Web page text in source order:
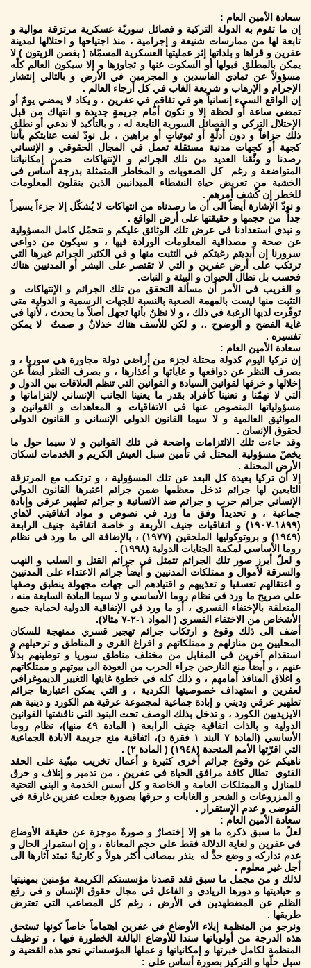
سعادة الأمين العام :
إن ما تقوم به الدولة التركية و فصائل سوريّة عسكرية مرتزقة موالية و
تابعة لها من ممارسات شنيعة و إجرامية ، منذ اجتياحها و احتلالها لمدينة
عفرين و قراها و بلداتها إثر عمليتها العسكرية المسمّاة ( بغصن الزيتون ) لا
يمكن بالمطلق قبولها أو السكوت عنها و تجاوزها و إلا سيكون العالم كلّه
مسؤولاً عن تمادي الفاسدين و المجرمين في الأرض و بالتالي إنتشار
الإجرام و الإرهاب و شريعة الغاب في كل أرجاء العالم .
إن الواقع السيء إنسانياً هو في تفاقمٍ في عفرين ، و يكاد لا يمضي يومٌ أو
تمضي ساعة أو لحظة إلا و نكون أمام جريمةٍ جديدة و انتهاك من قبل
الإحتلال التركي و الفصائل السورية التابعة له ، و بالتأكيد لا ندعي أو نطلق
ذلك جزافاً و دون أدلّةٍ أو ثبوتياتٍ أو براهين ، بل نودّ لفت عنايتكم بأننا
كجهة أو كجهات مدنية مستقلة تعمل في المجال الحقوقي و الإنساني
رصدنا و وثّقنا العديد من تلك الجرائم و الإنتهاكات ضمن إمكانياتنا
المتواضعة و رغم كل الصعوبات و المخاطر المتمثلة بدرجة أساس في
الخشية من تعريض حياة النشطاء الميدانيين الذين ينقلون المعلومات
للخطر إن كُشف أمرهم .
و نودّ الإشارة أيضاً الى أن ما رصدناه من انتهاكات لا يُشكّل إلا جزءاً يسيراً
جداً من حجمها و حقيقتها على أرض الواقع .
و نبدي استعدادنا في عرض تلك الوثائق عليكم و نتحمّل كامل المسؤولية
عن صحة و مصداقية المعلومات الورادة فيها ، و سيكون من دواعي
سرورنا إن أبديتم رغبتكم في التثبت منها و في الكثير الجرائم غيرها التي
ترتكب على أرض عفرين و التي لا تقتصر على البشر أو المدنيين هناك
فحسب بل تطال الحيوان و البيئة و النبات.
و الغريب في الأمر أن مسألة التحقق من تلك الجرائم و الإنتهاكات و
التثبت منها ليست بالمهمة الصعبة بالنسبة للجهات الرسمية و الدولية متى
توفّرت لديها الرغبة في ذلك ، و لا نظنُ بأنها تجهل أصلاً ما يحدث ، لأنها في
غاية الفضح و الوضوح .، و لكن للأسف هناك خذلانٌ و صمتٌ لا يمكن
تفسيره .
سعادة الأمين العام :
إن تركيا اليوم كدولة محتلة لجزء من أراضي دولة مجاورة هي سوريا ، و
بصرف النظر عن دوافعها و غاياتها و أعذارها ، و بصرف النظر أيضاً عن
إخلالها و خرقها لقوانين السيادة و القوانين التي تنظم العلاقات بين الدول و
التي لا تهمّنا و تعنينا كأفراد بقدر ما يعنينا الجانب الإنساني لإلتزاماتها و
مسؤولياتها المنصوص عنها في الاتفاقيات و المعاهدات و القوانين و
المواثيق العالمية و لا سيما القانون الدولي الإنساني و القانون الدولي
لحقوق الإنسان .
وقد جاءت تلك الالتزامات واضحة في تلك القوانين و لا سيما حول ما
يخصّ مسؤولية المحتل في تأمين سبل العيش الكريم و الخدمات لسكان
الأرض المحتلة .
إلا أن تركيا بعيدة كل البعد عن تلك المسؤولية ، و ترتكب مع المرتزقة
التابعين لها جرائم تدخل معظمها ضمن جرائم اعتبرها القانون الدولي
الإنساني جرائم حرب و جرائم ضد الانسانية و جرائم تطهير عرقي وإبادة
جماعية ، و تحديداً وفق ما ورد في نصوص و مواد اتفاقيتي لاهاي
(١٨٩٩-١٩٠٧) و اتفاقيات جنيف الأربعة و خاصة اتفاقية جنيف الرابعة
(١٩٤٩) و بروتوكوليها الملحقين (١٩٧٧) ، بالإضافة الى ما ورد في نظام
روما الأساسي لمكمة الجنايات الدولية (١٩٩٨) .
و لعلّ أبرز صور تلك الجرائم تتمثل في جرائم القتل و السلب و النهب
والسرقة لأموال و ممتلكات المدنيين و أيضاً جرائم الاعتداء على المدنيين
و اعتقالهم تعسفيا و تعذيبهم و اقتيادهم الى جهات مجهولة ينطبق وصفها
على صريح ما ورد في نظام روما الأساسي و لا سيما المادة السابعة منه ،
المتعلقة بالإختفاء القسري ، أو ما ورد في الإتفاقية الدولية لحماية جميع
الأشخاص من الاختفاء القسري ( المواد ١-٢-٧ مثالا).
أضف الى ذلك وقوع و ارتكاب جرائم تهجير قسري ممنهجة للسكان
المحليين من منازلهم و ممتلكاتهم و افراغ القرى و المناطق و ترحيلهم و
استقدام آخرين في المقابل من مختلف مناطق سوريا و توطينهم بدلاً
عنهم ، و أيضاً منع النازحين جراء الحرب من العودة الى بيوتهم و ممتلكاتهم
و اغلاق المنافذ أمامهم ، و ذلك كله في خطوة غايتها التغيير الديموغرافي
لعفرين و استهداف خصوصيتها الكردية ، و التي يمكن اعتبارها جرائم
تطهير عرقي وديني و إبادة جماعية لمجموعة عرقية هم الكورد و دينية هم
الايزيديين الكورد ، و تدخل بذلك الوصف تحت البنود التي ناقشتها القوانين
الدولية و بالذات اتفاقية جنيف الرابعة ( المادة ٤٩ منها)، نظام روما
الأساسي (المادة ٧ البند ١ فقرة د)، اتفاقية منع جريمة الابادة الجماعية
التي اقرّتها الأمم المتحدة (١٩٤٨) ( المادة ٢) .
ناهيكم عن وقوع جرائم أخرى كثيرة و أعمال تخريب مبنّية على الحقد
الفئوي تطال كافة مرافق الحياة في عفرين ، من تدمير و إتلاف و حرق
للمنازل و الممتلكات العامة و الخاصة و كل أسس الخدمة و البنى التحتية
و المزروعات و الشجر و الغابات و حرقها بصورة جعلت عفرين غارقة في
الفوضى و عدم الإستقرار .
سعادة الأمين العام :
لعلّ ما سبق ذكره ما هو إلا إختصارٌ و صورةٌ موجزة عن حقيقة الأوضاع
في عفرين و لغاية الدلالة فقط على حجم المعاناة ، و إن استمرار الحال و
عدم تداركه و وضع حدٍّ له ينذر بمصائب أكثر هولاً و كارثيةً تمتد آثارها الى
أجل غير معلوم .
لذلك و من مجمل ما سبق فقد قصدنا مؤسستكم الكريمة مؤمنين بمهنيتها
و حياديتها و دورها الريادي و الفاعل في مجال حقوق الإنسان و في رفع
الظلم عن المضطهدين في الأرض ، رغم كل المصاعب التي تعترض
طريقها .
ونرجو من المنظمة إيلاء الأوضاع في عفرين اهتماماً خاصاً كونها تستحق
هذه الدرجة من أولوياتها سندا للأوضاع البالغة الخطورة فيها ، و توظيف
المنظمة لكامل خبرتها و إمكانياتها و عملها المؤسساتي نحو هذه القضية و
سبل حلّها و التركيز بصورة أساس على :